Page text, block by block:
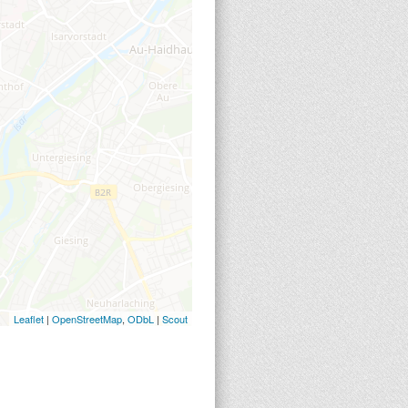
Leaflet| OpenStreetMap, ODbL | Scout